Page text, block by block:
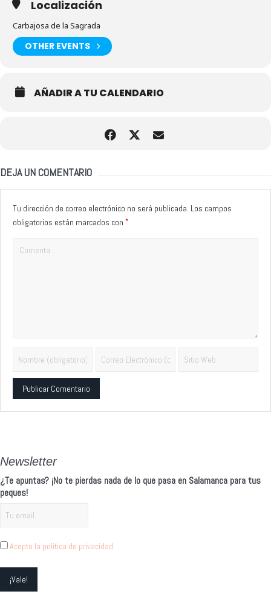
Localización
Carbajosa de la Sagrada
OTHER EVENTS
AÑADIR A TU CALENDARIO
DEJA UN COMENTARIO
Tu dirección de correo electrónico no será publicada. Los campos
obligatorios están marcados con *
Newsletter
¿Te apuntas? ¡No te pierdas nada de lo que pasa en Salamanca para tus
peques!
Acepto la política de privacidad